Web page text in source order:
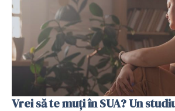
Vrei să te muți în SUA? Un